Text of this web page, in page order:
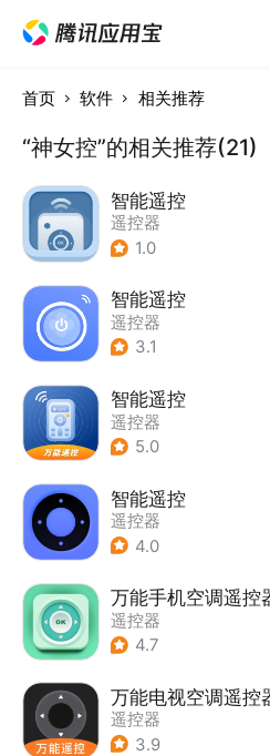
首页 软件 相关推荐
“神女控”的相关推荐(21)
智能遥控
遥控器
1.0
智能遥控
遥控器
3.1
智能遥控
遥控器
5.0
智能遥控
遥控器
4.0
万能手机空调遥控
遥控器
4.7
万能电视空调遥控
遥控器
3.9